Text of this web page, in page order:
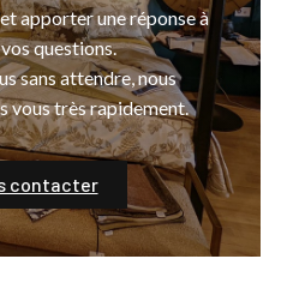
apporter une réponse à
questions.
sans attendre, nous
vous très rapidement.
contacter